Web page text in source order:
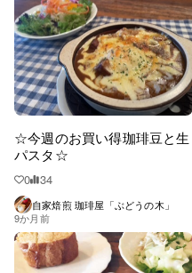
☆今週のお買い得珈琲豆と生
パスタ☆
0 34
自家焙煎 珈琲屋「ぶどうの木」
9か月前